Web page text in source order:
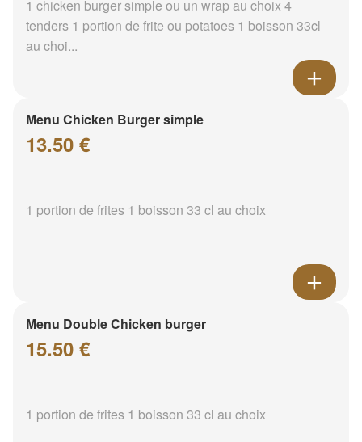
1 chicken burger simple ou un wrap au choix 4
tenders 1 portion de frite ou potatoes 1 boisson 33cl
au choi...
Menu Chicken Burger simple
13.50 €
1 portion de frites 1 boisson 33 cl au choix
Menu Double Chicken burger
15.50 €
1 portion de frites 1 boisson 33 cl au choix